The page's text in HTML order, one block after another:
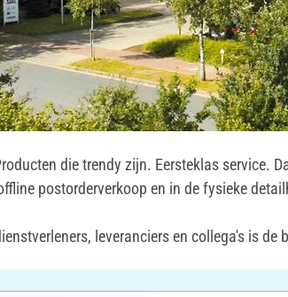
die trendy zijn. Eersteklas service.
postorderverkoop en in de fysieke
leveranciers en collega's is de